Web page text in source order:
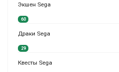
Экшен Sega
60
Драки Sega
29
Квесты Sega